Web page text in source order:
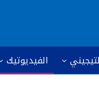
الفيديوتيك